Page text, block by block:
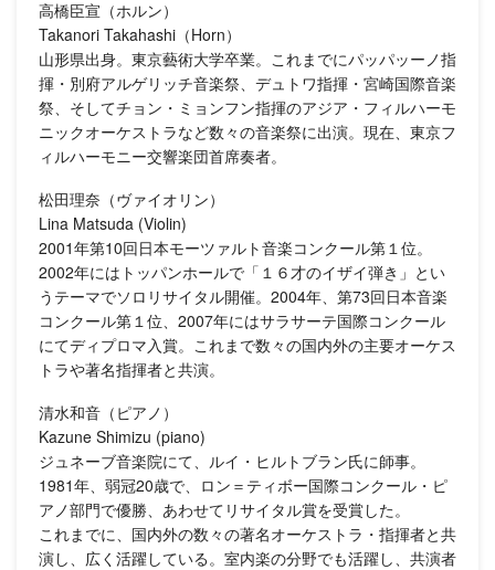
高橋臣宣（ホルン）
Takanori Takahashi（Horn）
山形県出身。東京藝術大学卒業。これまでにパッパッーノ指
揮・別府アルゲリッチ音楽祭、デュトワ指揮・宮崎国際音楽
祭、そしてチョン・ミョンフン指揮のアジア・フィルハーモ
ニックオーケストラなど数々の音楽祭に出演。現在、東京フ
ィルハーモニー交響楽団首席奏者。
松田理奈（ヴァイオリン）
Lina Matsuda (Violin)
2001年第10回日本モーツァルト音楽コンクール第１位。
2002年にはトッパンホールで「１６才のイザイ弾き」とい
うテーマでソロリサイタル開催。2004年、第73回日本音楽
コンクール第１位、2007年にはサラサーテ国際コンクール
にてディプロマ入賞。これまで数々の国内外の主要オーケス
トラや著名指揮者と共演。
清水和音（ピアノ）
Kazune Shimizu (piano)
ジュネーブ音楽院にて、ルイ・ヒルトブラン氏に師事。
1981年、弱冠20歳で、ロン＝ティボー国際コンクール・ピ
アノ部門で優勝、あわせてリサイタル賞を受賞した。
これまでに、国内外の数々の著名オーケストラ・指揮者と共
演し、広く活躍している。室内楽の分野でも活躍し、共演者